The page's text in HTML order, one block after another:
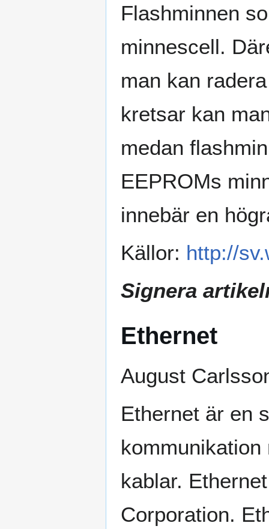
Flashminnen
minnescell.
man kan
kretsar kan
medan
EEPROMs
innebär en
Källor: http://
Signera
Ethernet
August
Ethernet är en
kablar.
Corporation.